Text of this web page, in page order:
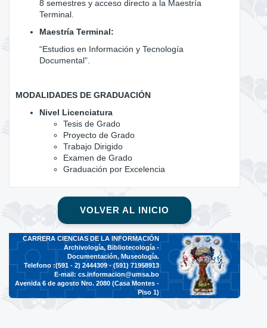
8 semestres y acceso directo a la Maestría
Terminal.
Maestría Terminal:
“Estudios en Información y Tecnología
Documental”.
MODALIDADES DE GRADUACIÓN
Nivel Licenciatura
Tesis de Grado
Proyecto de Grado
Trabajo Dirigido
Examen de Grado
Graduación por Excelencia
VOLVER AL INICIO
CARRERA CIENCIAS DE LA INFORMACIÓN
Archivología, Bibliotecología -
Documentación, Museología.
Telefono :(591 - 2)2444309 - (591) 71958913
E-mail: cs.informacion@umsa.bo
Avenida 6 de agosto Nro. 2080 (Casa Montes -
Piso 1)